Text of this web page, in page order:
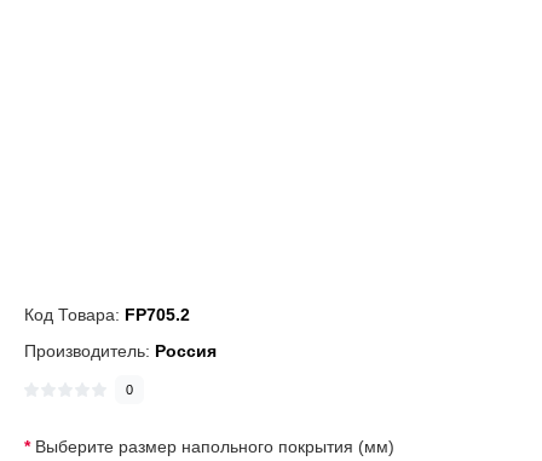
Код Товара: FP705.2
Производитель: Россия
0
Выберите размер напольного покрытия (мм)